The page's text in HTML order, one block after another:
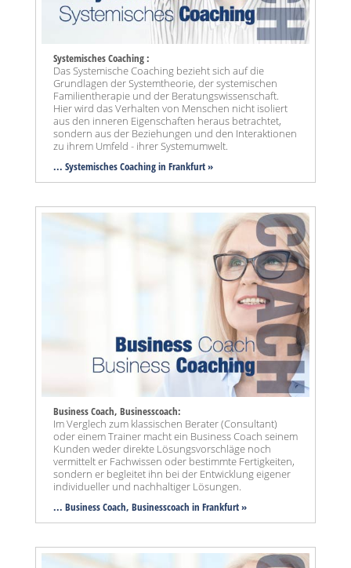
Systemisches Coaching :
Das Systemische Coaching bezieht sich auf die
Grundlagen der Systemtheorie, der systemischen
Familientherapie und der Beratungswissenschaft.
Hier wird das Verhalten von Menschen nicht isoliert
aus den inneren Eigenschaften heraus betrachtet,
sondern aus der Beziehungen und den Interaktionen
zu ihrem Umfeld - ihrer Systemumwelt.
... Systemisches Coaching in Frankfurt »
Business Coach, Businesscoach:
Im Verglech zum klassischen Berater (Consultant)
oder einem Trainer macht ein Business Coach seinem
Kunden weder direkte Lösungsvorschläge noch
vermittelt er Fachwissen oder bestimmte Fertigkeiten,
sondern er begleitet ihn bei der Entwicklung eigener
individueller und nachhaltiger Lösungen.
... Business Coach, Businesscoach in Frankfurt »